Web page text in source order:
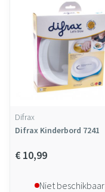
Difrax
Difrax Kinderbord 7241
€ 10,99
Niet beschikbaar